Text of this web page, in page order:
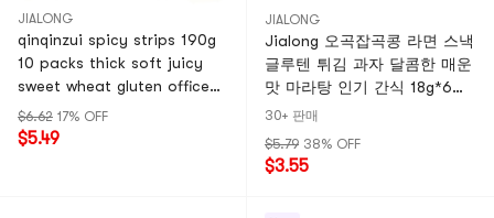
JIALONG
qinqinzui spicy strips 190g
10 packs thick soft juicy
sweet wheat gluten office
travel snack
$6.62 17% OFF
$5.49
JIALONG
Jialong 오곡잡곡콩 라면 스낵
글루텐 튀김 과자 달콤한 매운
맛 마라탕 인기 간식 18g*6개
입
30+ 판매
$5.79 38% OFF
$3.55